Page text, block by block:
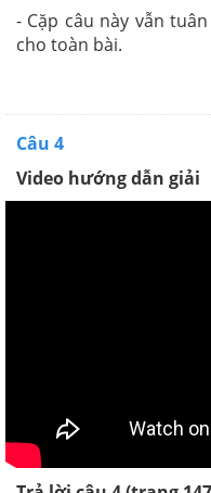
- Cặp câu này vẫn
cho toàn bài.
Câu 4
Video hướng dẫn giải